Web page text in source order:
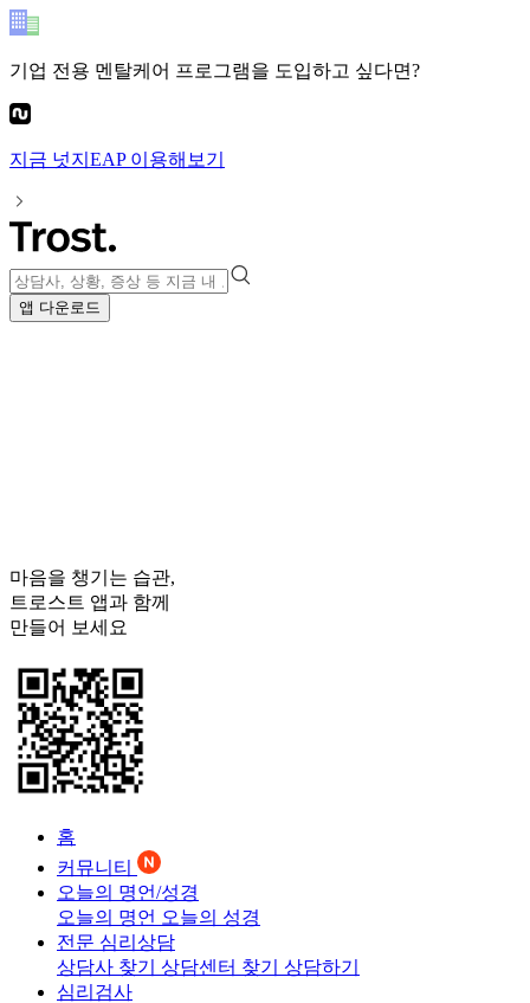
기업 전용 멘탈케어 프로그램을 도입하고 싶다면?
지금 넛지EAP이용해보기
앱 다운로드
마음을 챙기는 습관,
트로스트 앱과 함께
만들어 보세요
홈
커뮤니티
오늘의 명언/성경
오늘의 명언 오늘의 성경
전문 심리상담
상담사 찾기 상담센터 찾기 상담하기
심리검사